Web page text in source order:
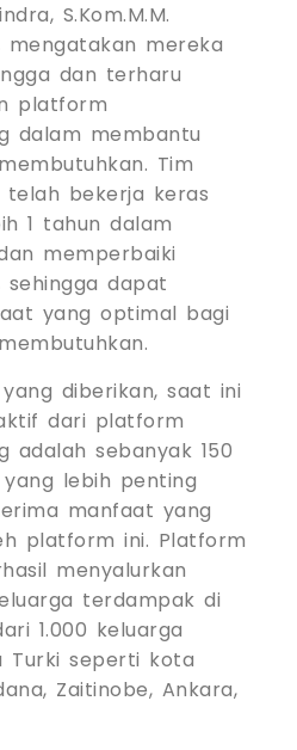
S.Kom.M.M.
mereka
dan terharu
platform
dalam membantu
Tim
bekerja keras
1 tahun dalam
memperbaiki
dapat
yang optimal bagi
diberikan, saat ini
dari platform
adalah sebanyak 150
lebih penting
manfaat yang
platform ini. Platform
menyalurkan
terdampak di
1.000 keluarga
Turki seperti kota
Zaitinobe, Ankara,